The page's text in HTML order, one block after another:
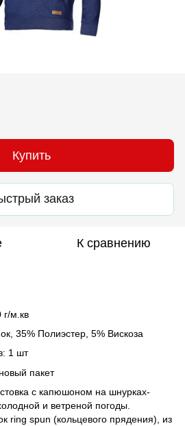
Купить
заказ
К сравнению
г/м.кв
35% Полиэстер, 5% Вискоза
1 шт
пакет
с капюшоном на шнурках-
и ветреной погоды.
ring spun (кольцевого прядения), из